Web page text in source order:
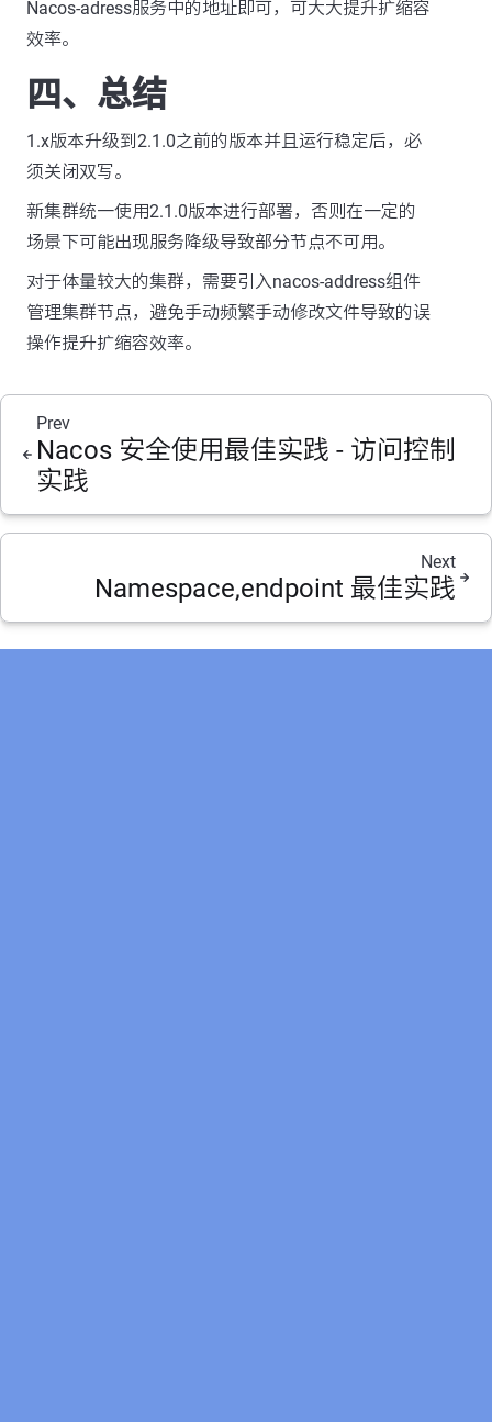
Nacos-adress服务中的地址即可，可大大提升扩缩容
效率。
四、总结
1.x版本升级到2.1.0之前的版本并且运行稳定后，必
须关闭双写。
新集群统一使用2.1.0版本进行部署，否则在一定的
场景下可能出现服务降级导致部分节点不可用。
对于体量较大的集群，需要引入nacos-address组件
管理集群节点，避免手动频繁手动修改文件导致的误
操作提升扩缩容效率。
Prev
Nacos 安全使用最佳实践 - 访问控制
实践
Next
Namespace,endpoint 最佳实践